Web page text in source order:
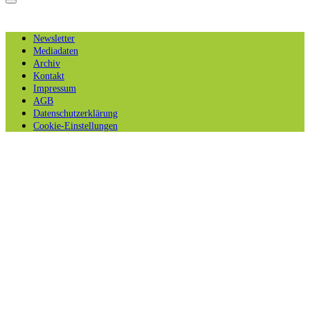
Newsletter
Mediadaten
Archiv
Kontakt
Impressum
AGB
Datenschutzerklärung
Cookie-Einstellungen